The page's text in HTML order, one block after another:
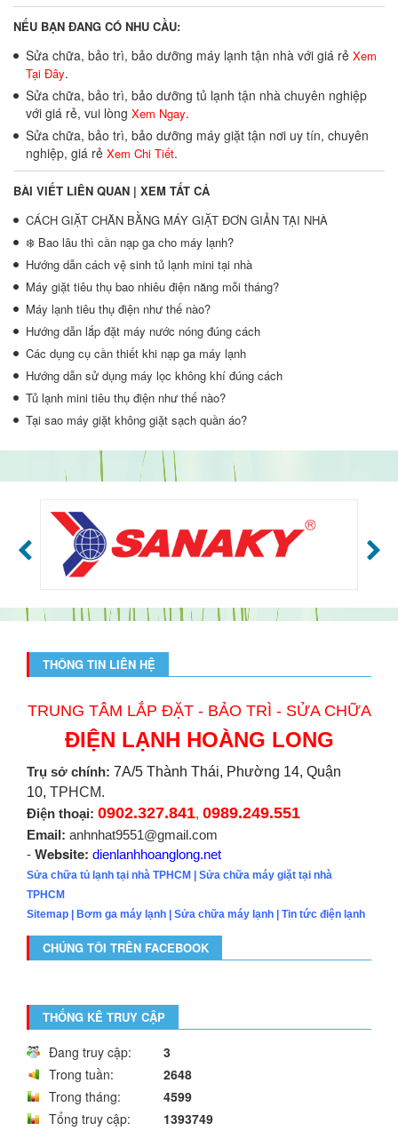
NẾU BẠN ĐANG CÓ NHU CẦU:
Sửa chữa, bảo trì, bảo dưỡng máy lạnh tận nhà với giá rẻ Xem
Tại Đây.
Sửa chữa, bảo trì, bảo dưỡng tủ lạnh tận nhà chuyên nghiệp
với giá rẻ, vui lòng Xem Ngay.
Sửa chữa, bảo trì, bảo dưỡng máy giặt tận nơi uy tín, chuyên
nghiệp, giá rẻ Xem Chi Tiết.
BÀI VIẾT LIÊN QUAN | XEM TẤT CẢ
CÁCH GIẶT CHĂN BẰNG MÁY GIẶT ĐƠN GIẢN TẠI NHÀ
❄️ Bao lâu thì cần nạp ga cho máy lạnh?
Hướng dẫn cách vệ sinh tủ lạnh mini tại nhà
Máy giặt tiêu thụ bao nhiêu điện năng mỗi tháng?
Máy lạnh tiêu thụ điện như thế nào?
Hướng dẫn lắp đặt máy nước nóng đúng cách
Các dụng cụ cần thiết khi nạp ga máy lạnh
Hướng dẫn sử dụng máy lọc không khí đúng cách
Tủ lạnh mini tiêu thụ điện như thế nào?
Tại sao máy giặt không giặt sạch quần áo?
THÔNG TIN LIÊN HỆ
TRUNG TÂM LẮP ĐẶT - BẢO TRÌ - SỬA CHỮA
ĐIỆN LẠNH HOÀNG LONG
Trụ sở chính: 7A/5 Thành Thái, Phường 14, Quận
10, TPHCM.
Điện thoại: 0902.327.841, 0989.249.551
Email: anhnhat9551@gmail.com
- Website: dienlanhhoanglong.net
Sửa chữa tủ lạnh tại nhà TPHCM
Sửa chữa máy giặt tại nhà
TPHCM
Sitemap
Bơm ga máy lạnh Sửa chữa máy lạnh Tin tức điện lạnh
CHÚNG TÔI TRÊN FACEBOOK
THỐNG KÊ TRUY CẬP
Đang truy cập:
3
Trong tuần:
2648
Trong tháng:
4599
Tổng truy cập:
1393749